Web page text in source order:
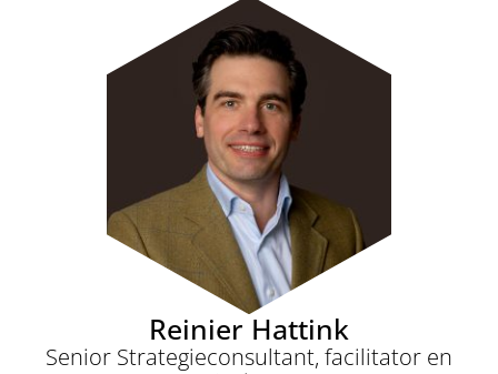
Reinier Hattink
Senior Strategieconsultant, facilitator en